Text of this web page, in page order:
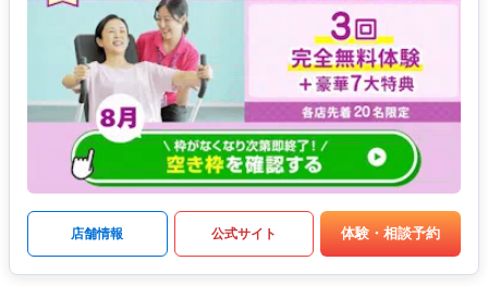
店舗情報 公式サイト 体験・相談予約